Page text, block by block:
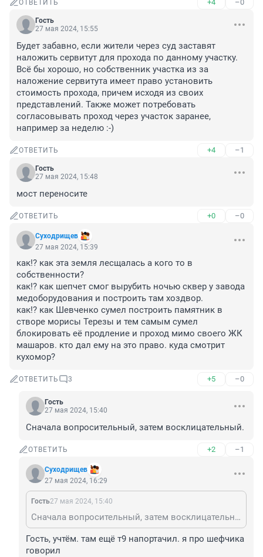
ОТВЕТИТЬ +4 –0
Гость
27 мая 2024, 15:55
Будет забавно, если жители через суд заставят
наложить сервитут для прохода по данному участку.
Всё бы хорошо, но собственник участка из за
наложение сервитута имеет право установить
стоимость прохода, причем исходя из своих
представлений. Также может потребовать
согласовывать проход через участок заранее,
например за неделю :-)
ОТВЕТИТЬ +4 –1
Гость
27 мая 2024, 15:48
мост переносите
ОТВЕТИТЬ +0 –0
Суходрищев
27 мая 2024, 15:39
как!? как эта земля лесщалась а кого то в
собственности?
как!? как шепчет смог вырубить ночью сквер у завода
медоборудования и построить там хоздвор.
как!? как Шевченко сумел построить памятник в
створе морисы Терезы и тем самым сумел
блокировать её продление и проход мимо своего ЖК
машаров. кто дал ему на это право. куда смотрит
кухомор?
ОТВЕТИТЬ 3 +5 –0
Гость
27 мая 2024, 15:40
Сначала вопросительный, затем восклицательный.
ОТВЕТИТЬ +2 –1
Суходрищев
27 мая 2024, 16:29
Гость27 мая 2024, 15:40
Сначала вопросительный, затем восклицательный.
Гость, учтём. там ещё т9 напортачил. я про шефчика
говорил